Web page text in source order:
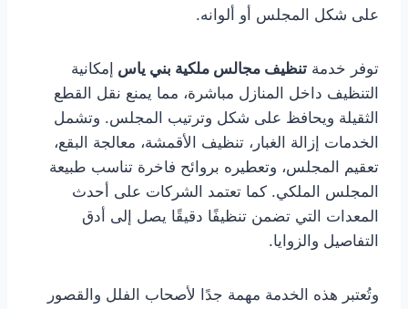
على شكل المجلس أو ألوانه.
توفر خدمة تنظيف مجالس ملكية بني ياس إمكانية
التنظيف داخل المنازل مباشرة، مما يمنع نقل القطع
الثقيلة ويحافظ على شكل وترتيب المجلس. وتشمل
الخدمات إزالة الغبار، تنظيف الأقمشة، معالجة البقع،
تعقيم المجلس، وتعطيره بروائح فاخرة تناسب طبيعة
المجلس الملكي. كما تعتمد الشركات على أحدث
المعدات التي تضمن تنظيفًا دقيقًا يصل إلى أدق
التفاصيل والزوايا.
وتُعتبر هذه الخدمة مهمة جدًا لأصحاب الفلل والقصور